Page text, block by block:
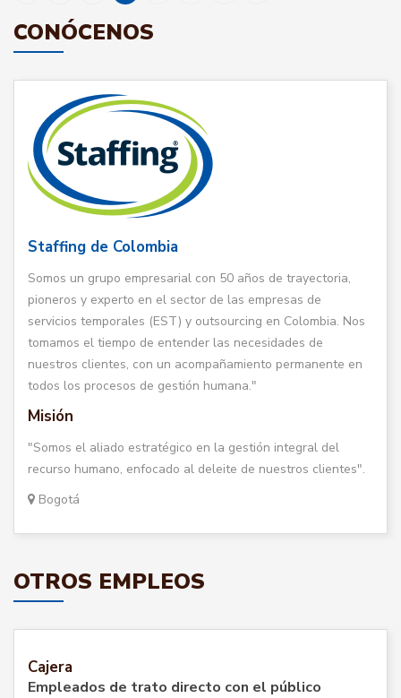
CONÓCENOS
Staffing de Colombia
Somos un grupo empresarial con 50 años de trayectoria,
pioneros y experto en el sector de las empresas de
servicios temporales (EST) y outsourcing en Colombia. Nos
tomamos el tiempo de entender las necesidades de
nuestros clientes, con un acompañamiento permanente en
todos los procesos de gestión humana."
Misión
"Somos el aliado estratégico en la gestión integral del
recurso humano, enfocado al deleite de nuestros clientes".
Bogotá
OTROS EMPLEOS
Cajera
Empleados de trato directo con el público